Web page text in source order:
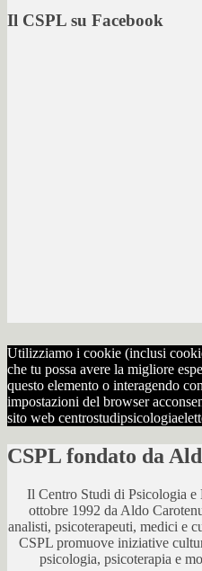
Il CSPL su Facebook
Utilizziamo i cookie (inclusi
che tu possa avere la migliore
questo elemento o interagendo
impostazioni del browser
sito web
CSPL fondato da
Il Centro Studi di Psicologia e
ottobre 1992 da Aldo
analisti, psicoterapeuti, medici e
CSPL promuove iniziative
psicologia, psicoterapia e